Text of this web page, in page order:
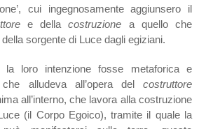
cui ingegnosamente aggiunsero il
e dellacostruzione a quello che
sorgente di Luce dagli egiziani.
la loro intenzione fosse metaforica e
alludeva all’opera del costruttore
all’interno, che lavora alla costruzione
(il Corpo Egoico), tramite il quale la